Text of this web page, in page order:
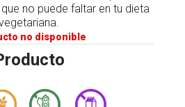
no puede faltar en tu dieta
no disponible